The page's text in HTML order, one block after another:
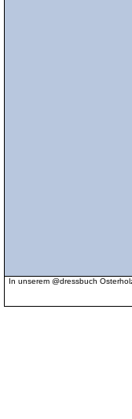
In unserem @dressbuch